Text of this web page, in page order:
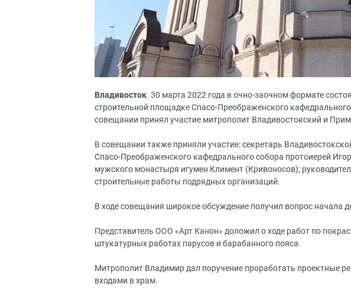
Владивосток. 30 марта 2022 года в очно-заочном формате
строительной площадке Спасо-Преображенского
совещании принял участие митрополит Владивостокский и
В совещании также приняли участие: секретарь
Спасо-Преображенского кафедрального собора протоиерей
мужского монастыря игумен Климент (Кривоносов);
строительные работы подрядных организаций.
В ходе совещания широкое обсуждение получил вопрос начала
Представитель ООО «Арт Канон» доложил о ходе работ по
штукатурных работах парусов и барабанного пояса.
Митрополит Владимир дал поручение проработать проектные
входами в храм.